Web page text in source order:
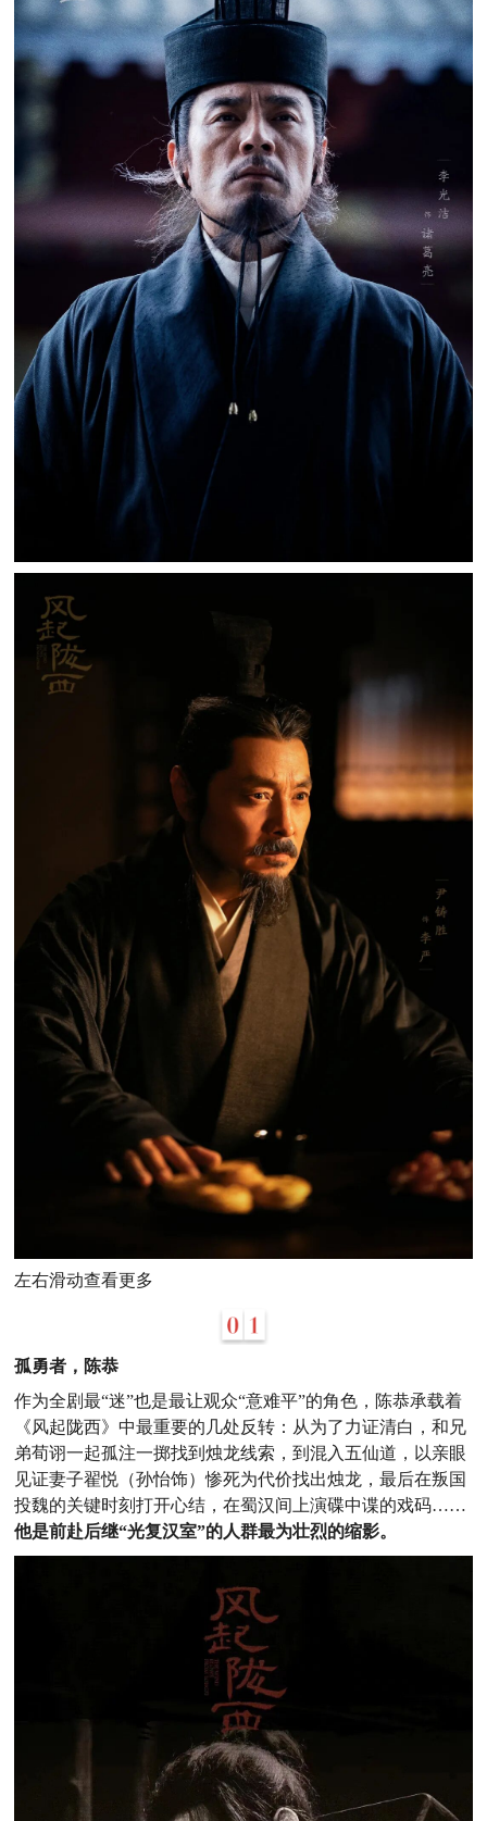
左右滑动查看更多
孤勇者，陈恭
作为全剧最“迷”也是最让观众“意难平”的角色，陈恭承载着
《风起陇西》中最重要的几处反转：从为了力证清白，和兄
弟荀诩一起孤注一掷找到烛龙线索，到混入五仙道，以亲眼
见证妻子翟悦（孙怡饰）惨死为代价找出烛龙，最后在叛国
投魏的关键时刻打开心结，在蜀汉间上演碟中谍的戏码……
他是前赴后继“光复汉室”的人群最为壮烈的缩影。